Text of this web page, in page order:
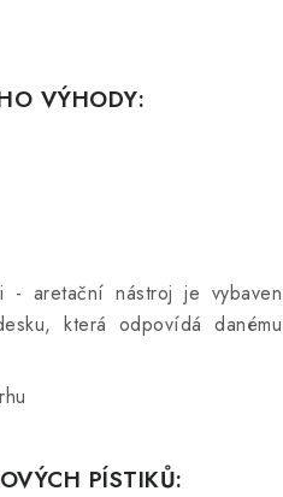
VÝHODY:
- aretační nástroj je vybaven
která odpovídá danému
PÍSTIKŮ: